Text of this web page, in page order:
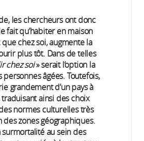
les chercheurs ont donc
fait qu’habiter en maison
chez soi, augmente la
plus tôt. Dans de telles
chez soi» serait l’option la
âgées. Toutefois,
grandement d’un pays à
traduisant ainsi des choix
normes culturelles très
zones géographiques.
surmortalité au sein des